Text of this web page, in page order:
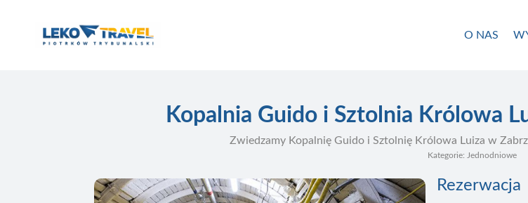
O NAS
Kopalnia Guido i Sztolnia Królowa
Zwiedzamy Kopalnię Guido i Sztolnię Królowa Luiza w
Kategorie: Jednodniowe
Rezerwacja